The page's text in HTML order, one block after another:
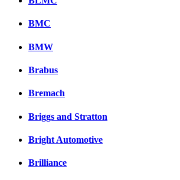
BMC
BMW
Brabus
Bremach
Briggs and Stratton
Bright Automotive
Brilliance